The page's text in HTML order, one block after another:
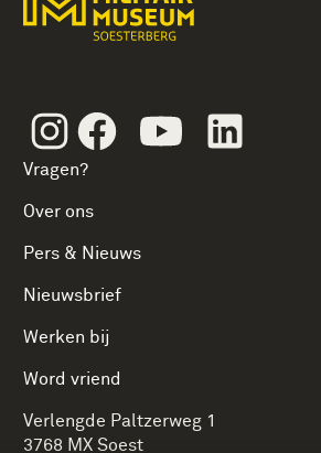
InstagramFacebookYoutube
Vragen?
Over ons
Pers & Nieuws
Nieuwsbrief
Werken bij
Word vriend
Verlengde Paltzerweg 1
3768 MX Soest